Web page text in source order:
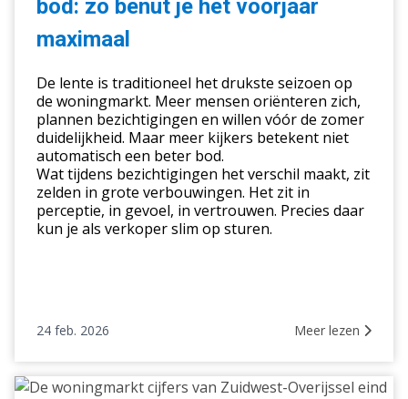
bod:
voorjaar
maximaal
bod: zo benut je het voorjaar
maximaal
De lente is traditioneel het drukste seizoen op
de woningmarkt. Meer mensen oriënteren zich,
plannen bezichtigingen en willen vóór de zomer
duidelijkheid. Maar meer kijkers betekent niet
automatisch een beter bod.
Wat tijdens bezichtigingen het verschil maakt, zit
zelden in grote verbouwingen. Het zit in
perceptie, in gevoel, in vertrouwen. Precies daar
kun je als verkoper slim op sturen.
24 feb. 2026 Meer lezen
De